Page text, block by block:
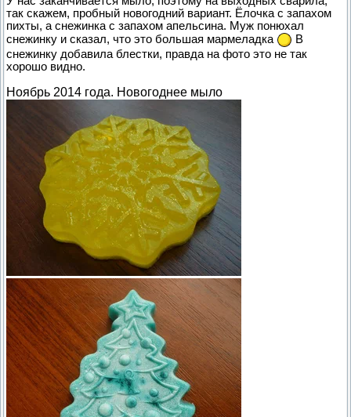
так скажем, пробный новогодний вариант. Ёлочка с запахом
пихты, а снежинка с запахом апельсина. Муж понюхал
снежинку и сказал, что это большая мармеладка
В
снежинку добавила блестки, правда на фото это не так
хорошо видно.
Ноябрь 2014 года. Новогоднее мыло